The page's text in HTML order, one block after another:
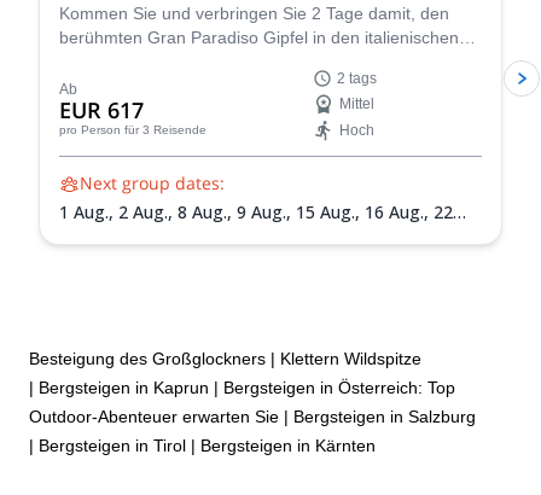
Kommen Sie und verbringen Sie 2 Tage damit, den
berühmten Gran Paradiso Gipfel in den italienischen
Guides im Peakshunter-Team zu besteigen.
Ab
EUR 617
pro Person für 3 Reisende
2 tags
Mittel
Hoch
Next group dates:
1 Aug., 2 Aug., 8 Aug., 9 Aug., 15 Aug., 16 Aug., 22
Besteigung des Großglockners | Klettern Wildspitze
| Bergsteigen in Kaprun | Bergsteigen in Österreich: Top
Outdoor-Abenteuer erwarten Sie | Bergsteigen in Salzburg
| Bergsteigen in Tirol | Bergsteigen in Kärnten